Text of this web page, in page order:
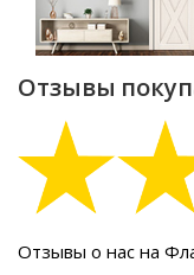
Отзывы
Отзывы о нас на